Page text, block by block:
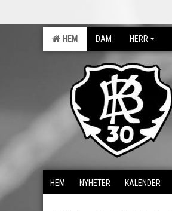
HEM DAM HERR
HEM NYHETER KALENDER